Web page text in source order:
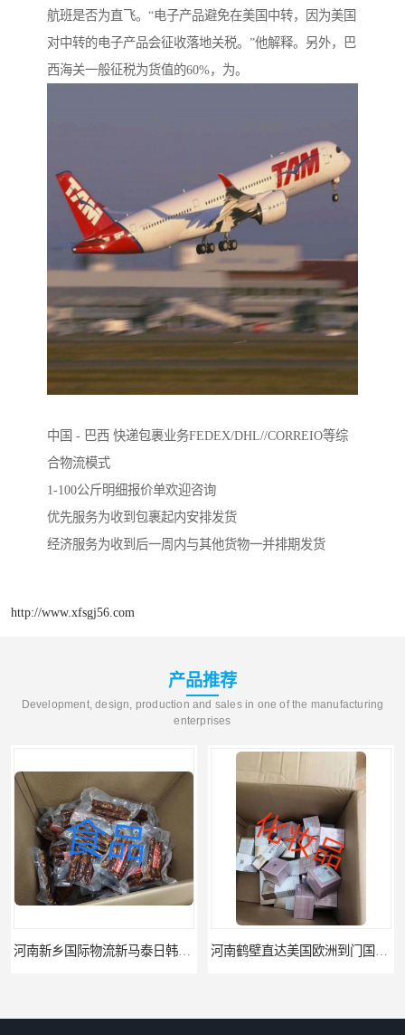
航班是否为直飞。“电子产品避免在美国中转，因为美国
对中转的电子产品会征收落地关税。”他解释。另外，巴
西海关一般征税为货值的60%，为。
中国 - 巴西 快递包裹业务FEDEX/DHL//CORREIO等综
合物流模式
1-100公斤明细报价单欢迎咨询
优先服务为收到包裹起内安排发货
经济服务为收到后一周内与其他货物一并排期发货
http://www.xfsgj56.com
产品推荐
Development, design, production and sales in one of the manufacturing
enterprises